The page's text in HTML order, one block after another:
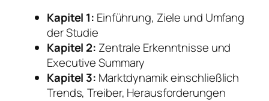
Kapitel 1: Einführung, Ziele und Umfang
der Studie
Kapitel 2: Zentrale Erkenntnisse und
Executive Summary
Kapitel 3: Marktdynamik einschließlich
Trends, Treiber, Herausforderungen